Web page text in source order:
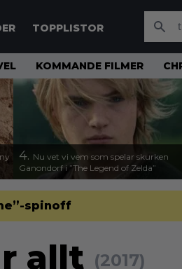
TOPPLISTOR
KOMMANDE FILMER
4. Nu vet vi vem som spelar skurken
Ganondorf i ”The Legend of Zelda”
spinoff
allt (2017)